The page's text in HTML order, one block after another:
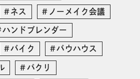
ネス ノーメイク会議
ハンドブレンダー
バイク バウハウス
パクリ